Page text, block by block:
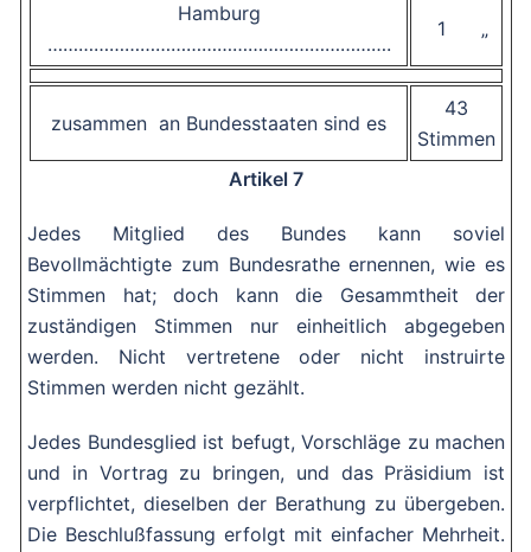
Hamburg
………………………………………………………….
1 „
zusammen an Bundesstaaten sind es
43
Stimmen
Artikel 7
Jedes Mitglied des Bundes kann soviel
Bevollmächtigte zum Bundesrathe ernennen, wie es
Stimmen hat; doch kann die Gesammtheit der
zuständigen Stimmen nur einheitlich abgegeben
werden. Nicht vertretene oder nicht instruirte
Stimmen werden nicht gezählt.
Jedes Bundesglied ist befugt, Vorschläge zu machen
und in Vortrag zu bringen, und das Präsidium ist
verpflichtet, dieselben der Berathung zu übergeben.
Die Beschlußfassung erfolgt mit einfacher Mehrheit.